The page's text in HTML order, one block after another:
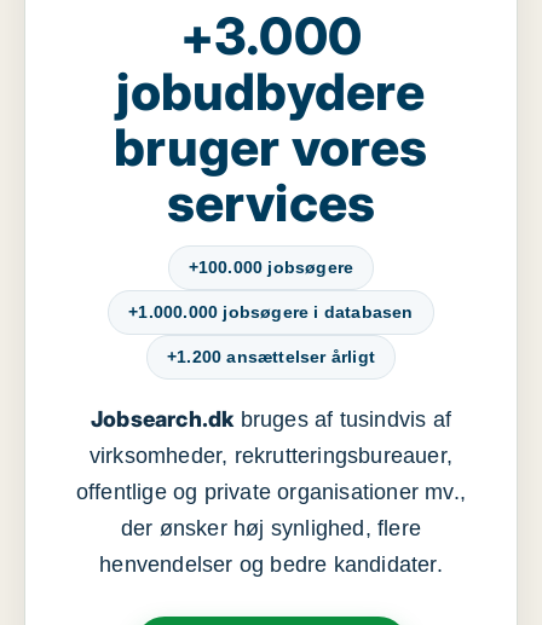
+3.000
jobudbydere
bruger vores
services
+100.000 jobsøgere
+1.000.000 jobsøgere i databasen
+1.200 ansættelser årligt
Jobsearch.dkbruges af tusindvis af
virksomheder, rekrutteringsbureauer,
offentlige og private organisationer mv.,
der ønsker høj synlighed, flere
henvendelser og bedre kandidater.